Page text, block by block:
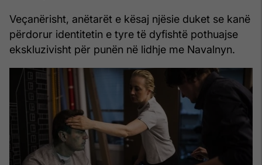
Veçanërisht, anëtarët e kësaj njësie duket se kanë
përdorur identitetin e tyre të dyfishtë pothuajse
ekskluzivisht për punën në lidhje me Navalnyn.